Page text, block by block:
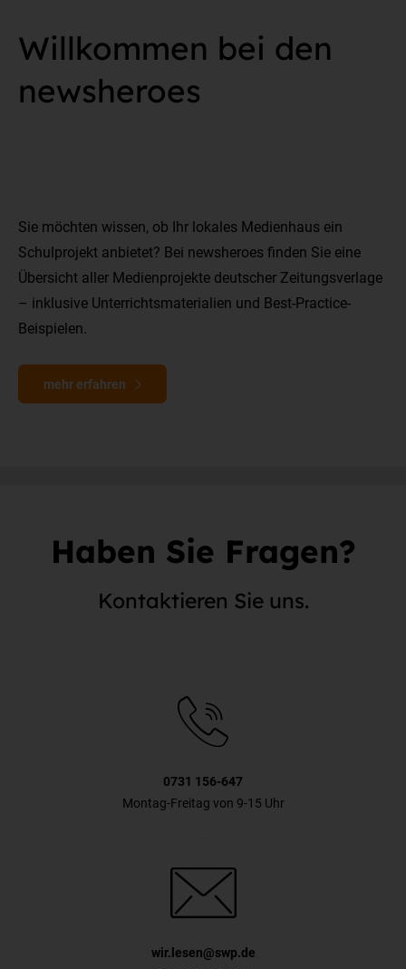
Willkommen bei den
newsheroes
Sie möchten wissen, ob Ihr lokales Medienhaus ein
Schulprojekt anbietet? Bei newsheroes finden Sie eine
Übersicht aller Medienprojekte deutscher Zeitungsverlage
– inklusive Unterrichtsmaterialien und Best-Practice-
Beispielen.
mehr erfahren
Haben Sie Fragen?
Kontaktieren Sie uns.
0731 156-647
Montag-Freitag von 9-15 Uhr
wir.lesen@swp.de